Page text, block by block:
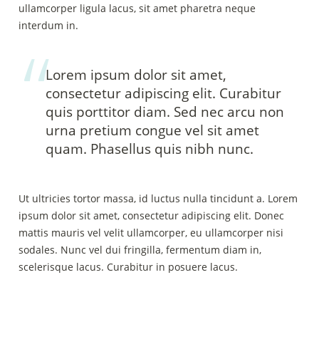
ullamcorper ligula lacus, sit amet pharetra neque
interdum in.
Lorem ipsum dolor sit amet,
consectetur adipiscing elit. Curabitur
quis porttitor diam. Sed nec arcu non
urna pretium congue vel sit amet
quam. Phasellus quis nibh nunc.
Ut ultricies tortor massa, id luctus nulla tincidunt a. Lorem
ipsum dolor sit amet, consectetur adipiscing elit. Donec
mattis mauris vel velit ullamcorper, eu ullamcorper nisi
sodales. Nunc vel dui fringilla, fermentum diam in,
scelerisque lacus. Curabitur in posuere lacus.